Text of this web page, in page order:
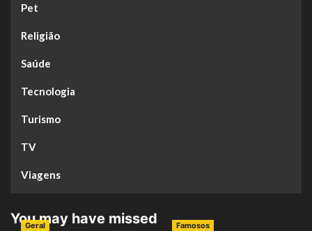
Pet
Religião
Saúde
Tecnologia
Turismo
TV
Viagens
You may have missed
Geral Famosos